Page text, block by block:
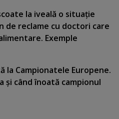
la iveală o situaţie
de reclame cu doctori care
Exemple
la Campionatele Europene.
şi când înoată campionul